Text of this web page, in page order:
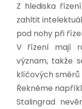
Z hlediska
zahltit
pod nohy při
V řízení mají
význam, takže
klíčových směrů
Řekněme
Stalingrad